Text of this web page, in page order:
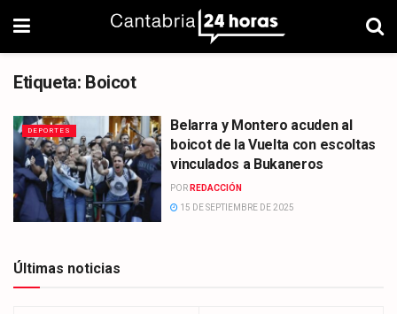
Etiqueta: Boicot
DEPORTES
Belarra y Montero acuden al
boicot de la Vuelta con escoltas
vinculados a Bukaneros
POR REDACCIÓN
15 DE SEPTIEMBRE DE 2025
Últimas noticias